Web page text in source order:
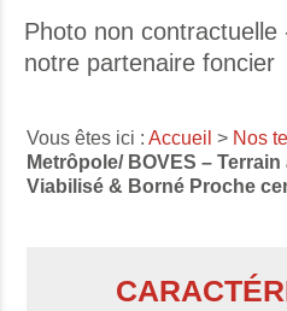
Photo non
notre partenaire foncier
Vous êtes ici :Accueil > Nos
Metrôpole/ BOVES –
Viabilisé & Borné Proche